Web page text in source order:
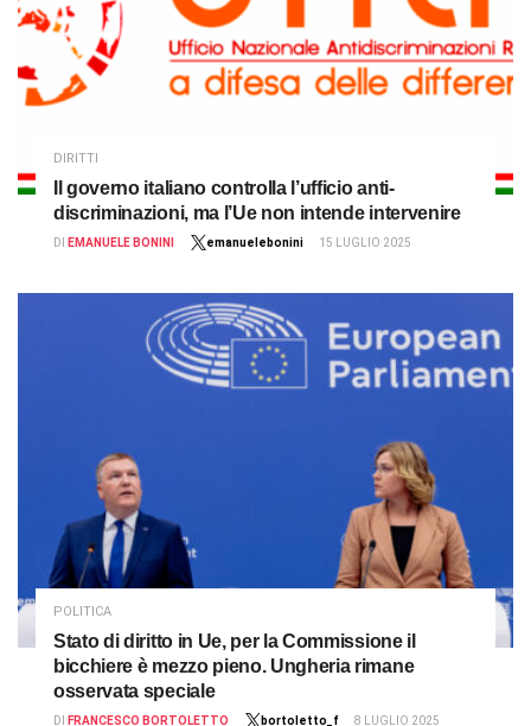
DIRITTI
Il governo italiano controlla l’ufficio anti-
discriminazioni, ma l’Ue non intende intervenire
DI EMANUELE BONINI emanuelebonini 15 LUGLIO 2025
POLITICA
Stato di diritto in Ue, per la Commissione il
bicchiere è mezzo pieno. Ungheria rimane
osservata speciale
DI FRANCESCO BORTOLETTO bortoletto_f 8 LUGLIO 2025